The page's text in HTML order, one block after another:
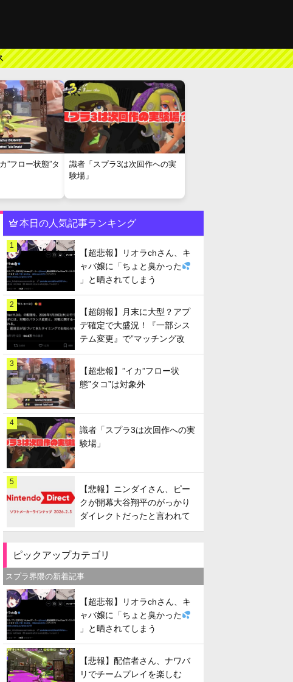
”フロー状態”タ
識者「スプラ3は次回作への実
験場」
本日の人気記事ランキング
1
【超悲報】リオラchさん、キ
ャバ嬢に「ちょと臭かった
」と晒されてしまう
2
【超朗報】月末に大型？アプ
デ確定で大盛況！『一部シス
テム変更』で”マッチング改
善”への期待が高まる
3
【超悲報】”イカ”フロー状
態”タコ”は対象外
4
識者「スプラ3は次回作への実
験場」
5
【悲報】ニンダイさん、ピー
クが開幕大谷翔平のがっかり
ダイレクトだったと言われて
しまう
ピックアップカテゴリ
スプラ界隈の新着記事
【超悲報】リオラchさん、キ
ャバ嬢に「ちょと臭かった
」と晒されてしまう
【悲報】配信者さん、ナワバ
リでチームプレイを楽しむ